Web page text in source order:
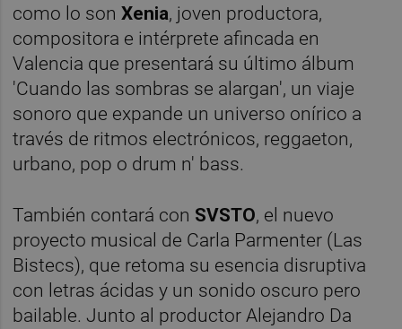
como lo sonXenia, joven productora,
compositora e intérprete afincada en
Valencia que presentará su último álbum
'Cuando las sombras se alargan', un viaje
sonoro que expande un universo onírico a
través de ritmos electrónicos, reggaeton,
urbano, pop o drum n' bass.
También contará con SVSTO, el nuevo
proyecto musical de Carla Parmenter (Las
Bistecs), que retoma su esencia disruptiva
con letras ácidas y un sonido oscuro pero
bailable. Junto al productor Alejandro Da